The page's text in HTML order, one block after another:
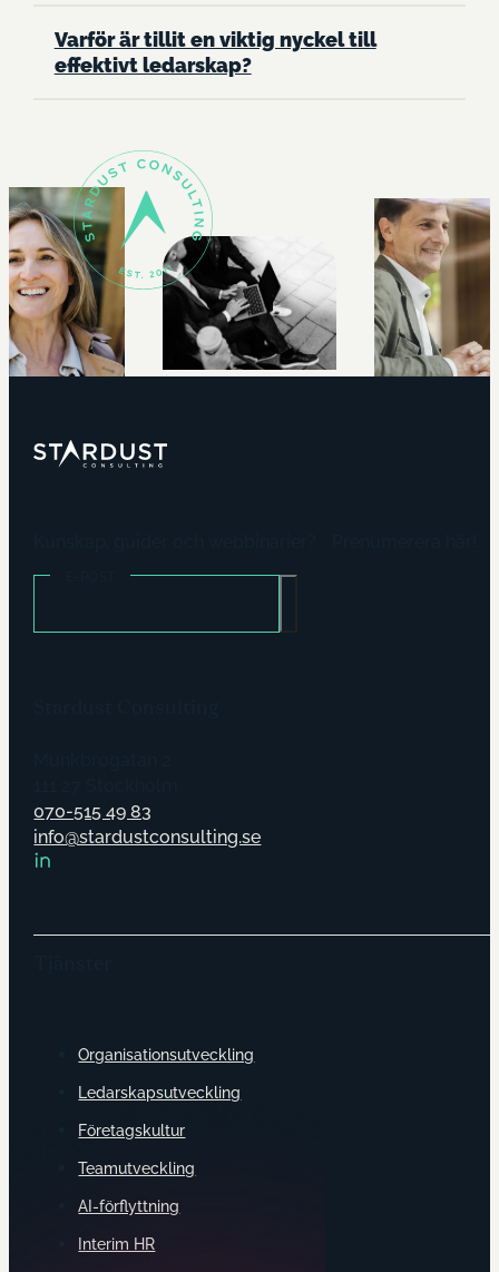
Varför är tillit en viktig nyckel till
effektivt ledarskap?
070-515 49 83
info@stardustconsulting.se
Organisationsutveckling
Ledarskapsutveckling
Företagskultur
Teamutveckling
AI-förflyttning
Interim HR